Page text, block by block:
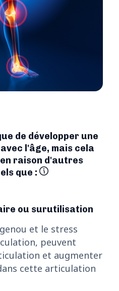
de développer une
l'âge, mais cela
raison d'autres
que :
ou surutilisation
et le stress
peuvent
et augmenter
cette articulation